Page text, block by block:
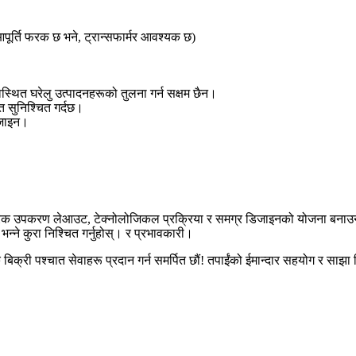
फरक छ भने, ट्रान्सफार्मर आवश्यक छ)
घरेलु उत्पादनहरूको तुलना गर्न सक्षम छैन।
गर्दछ।
उपकरण लेआउट, टेक्नोलोजिकल प्रक्रिया र समग्र डिजाइनको योजना
कुरा निश्चित गर्नुहोस्। र प्रभावकारी।
पश्चात सेवाहरू प्रदान गर्न समर्पित छौं! तपाईंको ईमान्दार सहयोग र